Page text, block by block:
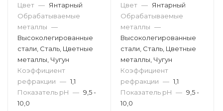
Цвет — Янтарный
Обрабатываемые
металлы —
Высоколегированные
стали, Сталь, Цветные
металлы, Чугун
Коэффициент
рефракции — 1,1
Показатель pH — 9,5 -
10,0
Цвет — Янтарный
Обрабатываемые
металлы —
Высоколегированные
стали, Сталь, Цветные
металлы, Чугун
Коэффициент
рефракции — 1,1
Показатель pH — 9,5 -
10,0